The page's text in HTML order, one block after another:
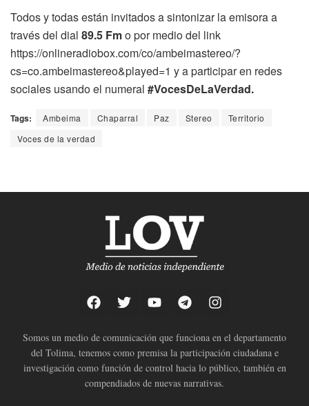
Todos y todas están invitados a sintonizar la emisora a
través del dial 89.5 Fmo por medio del link
https://onlineradiobox.com/co/ambeimastereo/?
cs=co.ambeimastereo&played=1 y a participar en redes
sociales usando el numeral #VocesDeLaVerdad.
Tags: Ambeima Chaparral Paz Stereo
Territorio
Voces de la verdad
Somos un medio de comunicación que funciona en el departamento
del Tolima, tenemos como premisa la participación ciudadana e
investigación como función de control hacia lo público, también en
compendiados de nuevas narrativas.